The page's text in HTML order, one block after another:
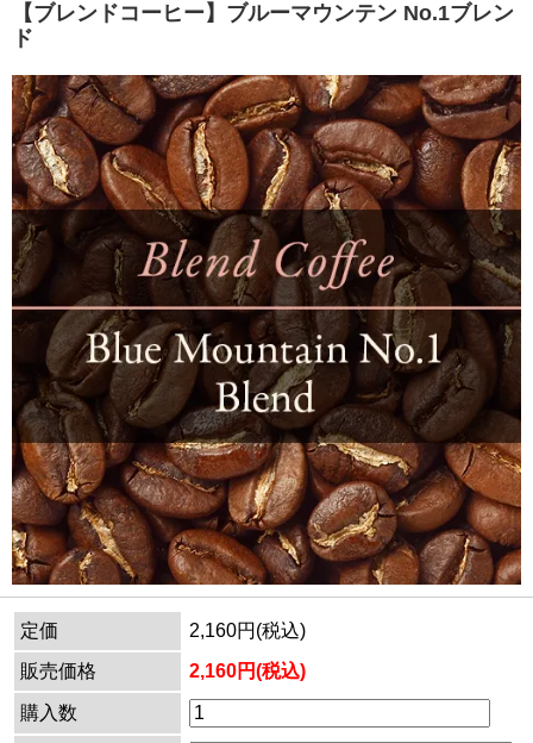
【ブレンドコーヒー】ブルーマウンテン No.1ブレン
ド
定価
2,160円(税込)
販売価格
2,160円(税込)
購入数